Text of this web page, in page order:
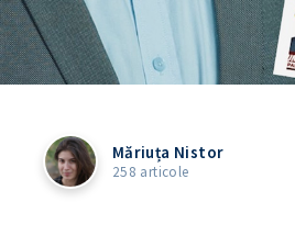
Măriuța Nistor
258 articole